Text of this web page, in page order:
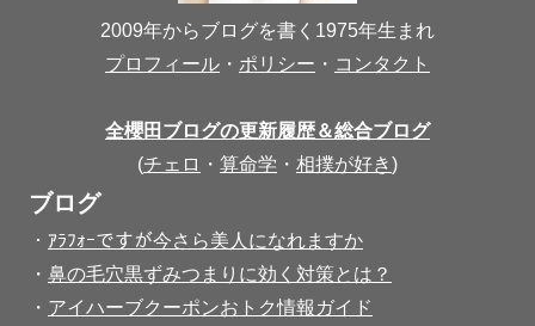
2009年からブログを書く1975年生まれ
プロフィール ・ ポリシー ・ コンタクト
全櫻田ブログの更新履歴＆総合ブログ
(チェロ ・ 算命学 ・ 相撲が好き)
ブログ
・ ｱﾗﾌｫｰですが今さら美人になれますか
・ 鼻の毛穴黒ずみつまりに効く対策とは？
・ アイハーブクーポンおトク情報ガイド